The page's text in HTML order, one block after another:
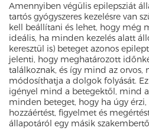
Amennyiben végülis epilepsziát
tartós gyógyszeres kezelésre van
kell beállítani és lehet, hogy még
ideális, ha minden kezelés alatt
keresztül is) beteget azonos
jelenti, hogy meghatározott
találkoznak, és így mind az orvos,
módosíthatja a dolgok folyását.
igényel mind a betegektől, mind
minden beteget, hogy ha úgy
hozzáértést, figyelmet és
állapotáról egy másik